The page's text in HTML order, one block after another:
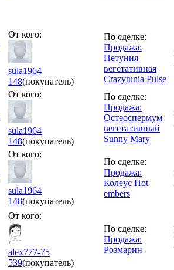
От кого:
sula1964
148(покупатель)
По сделке:
Продажа:
Петуния
вегетативная
Crazytunia Pulse
От кого:
sula1964
148(покупатель)
По сделке:
Продажа:
Остеоспермум
вегетативный
Sunny Mary
От кого:
sula1964
148(покупатель)
По сделке:
Продажа:
Колеус Hot
embers
От кого:
alex777-75
539(покупатель)
По сделке:
Продажа:
Розмарин